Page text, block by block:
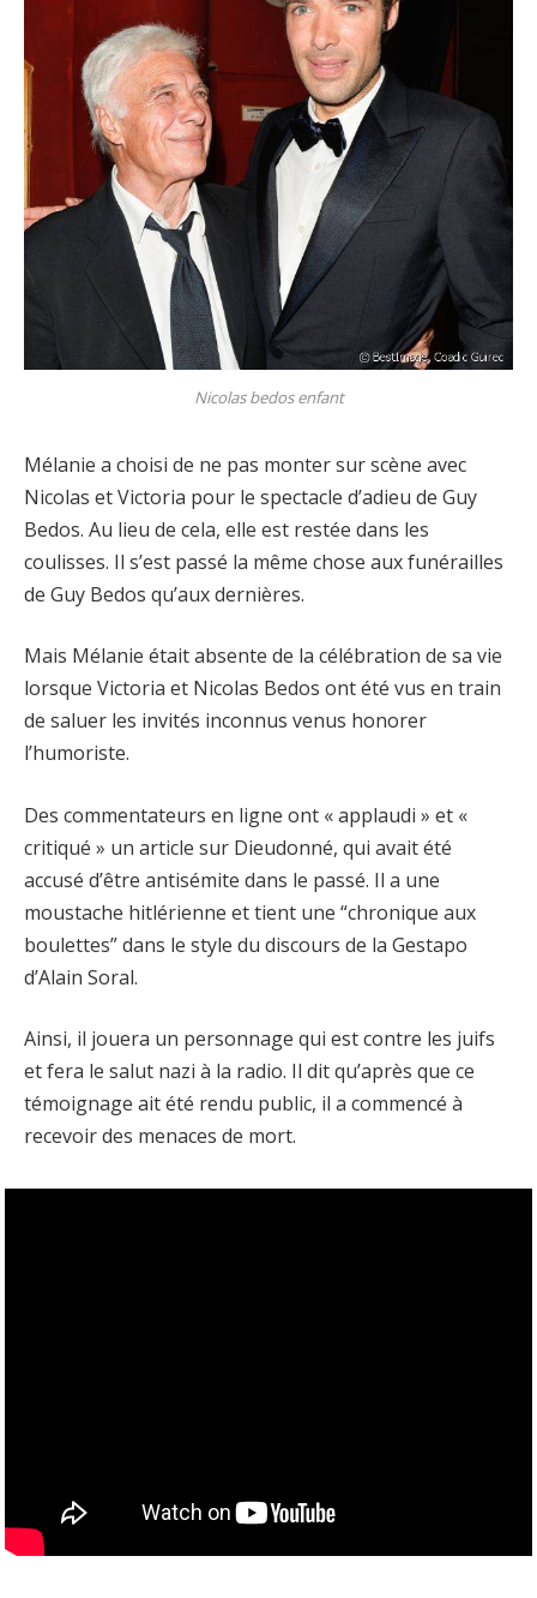
Nicolas bedos enfant
Mélanie a choisi de ne pas monter sur scène avec
Nicolas et Victoria pour le spectacle d’adieu de Guy
Bedos. Au lieu de cela, elle est restée dans les
coulisses. Il s’est passé la même chose aux funérailles
de Guy Bedos qu’aux dernières.
Mais Mélanie était absente de la célébration de sa vie
lorsque Victoria et Nicolas Bedos ont été vus en train
de saluer les invités inconnus venus honorer
l’humoriste.
Des commentateurs en ligne ont « applaudi » et «
critiqué » un article sur Dieudonné, qui avait été
accusé d’être antisémite dans le passé. Il a une
moustache hitlérienne et tient une “chronique aux
boulettes” dans le style du discours de la Gestapo
d’Alain Soral.
Ainsi, il jouera un personnage qui est contre les juifs
et fera le salut nazi à la radio. Il dit qu’après que ce
témoignage ait été rendu public, il a commencé à
recevoir des menaces de mort.